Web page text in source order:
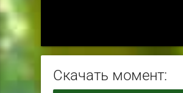
Скачать момент: